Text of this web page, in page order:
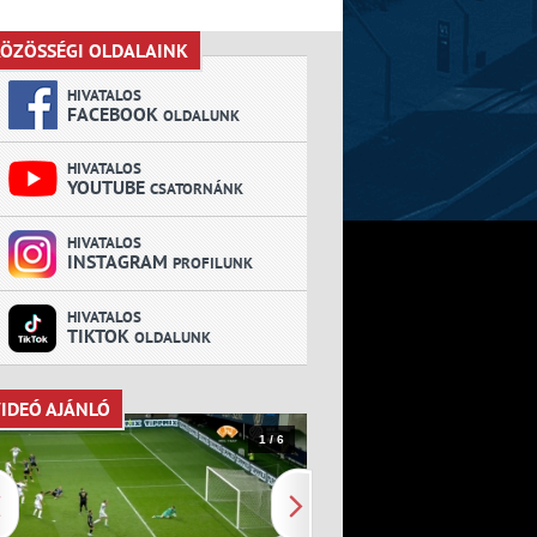
OLDALAINK
OLDALAINK
HIVATALOS
FACEBOOK OLDALUNK
HIVATALOS
YOUTUBE CSATORNÁNK
HIVATALOS
INSTAGRAM PROFILUNK
HIVATALOS
TIKTOK OLDALUNK
AJÁNLÓ
AJÁNLÓ
1 / 6